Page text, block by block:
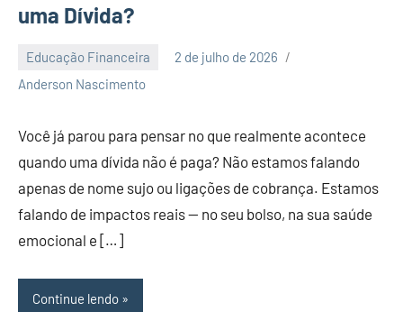
uma Dívida?
Educação Financeira
2 de julho de 2026
Anderson Nascimento
Nenhum
Você já parou para pensar no que realmente acontece
quando uma dívida não é paga? Não estamos falando
apenas de nome sujo ou ligações de cobrança. Estamos
falando de impactos reais — no seu bolso, na sua saúde
emocional e […]
Continue lendo